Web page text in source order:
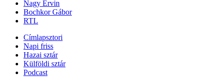
Nagy Ervin
Bochkor Gábor
RTL
Címlapsztori
Napi friss
Hazai sztár
Külföldi sztár
Podcast